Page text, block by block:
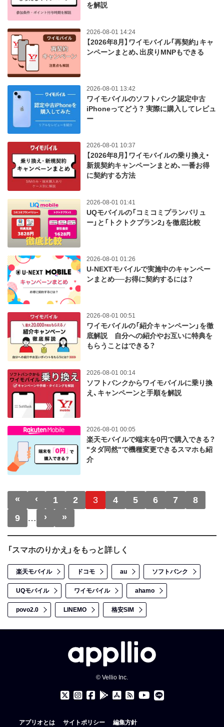
を解説
2026-08-01 14:24
【2026年8月】ワイモバイル「再契約」キャ
ンペーンまとめ、出戻りMNPもできる
2026-08-01 13:42
ワイモバイルのソフトバンク認定中古
iPhoneってどう？ 実際に購入してレビュ
ー
2026-08-01 10:37
【2026年8月】ワイモバイルの乗り換え・
新規契約キャンペーンまとめ、一番お得
に契約する方法
2026-08-01 01:41
UQモバイルの「コミコミプランバリュ
ー」と「トクトクプラン2」を徹底比較
2026-08-01 01:26
U-NEXTモバイルで実施中のキャンペー
ンまとめ──お得に契約するには？
2026-08-01 00:51
ワイモバイルの「紹介キャンペーン」を徹
底解説 自分への紹介やお互いに特典を
もらうことはできる？
2026-08-01 00:14
ソフトバンクからワイモバイルに乗り換
え、キャンペーンと手順を解説
2026-08-01 00:05
楽天モバイルで端末を0円で購入できる？
"タダ同然"で機種変更できるスマホも紹
介
ページ送り
« 先頭ページ
‹ 前ページ
1 2 3 4 5 6 7
8
9
… › 次ページ
»最終ページ
「スマホのりかえ」をもっと詳しく
楽天モバイル ドコモ au ソフトバンク
UQモバイル ワイモバイル ahamo
povo2.0 LINEMO 格安SIM
© Vellio Inc.
アプリオとは サイトポリシー 編集方針